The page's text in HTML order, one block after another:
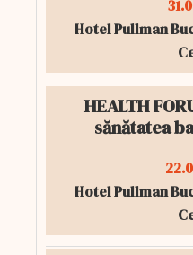
Hotel Pullman
HEALTH
sănătatea
Hotel Pullman